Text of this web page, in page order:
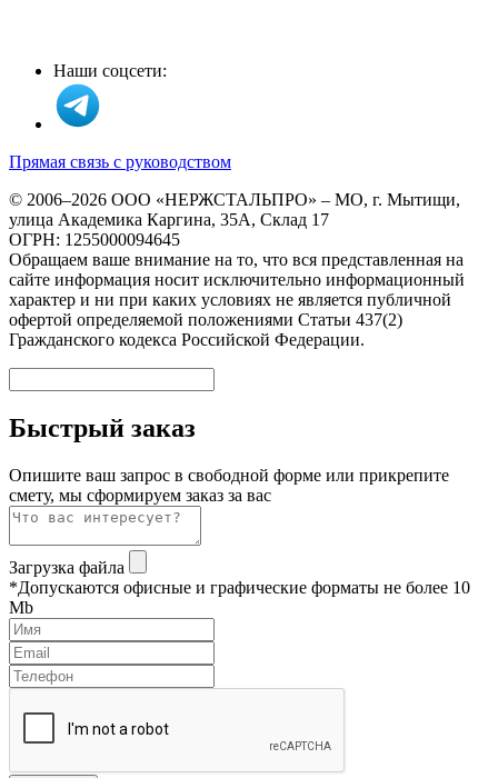
Наши соцсети:
Прямая связь с руководством
© 2006–2026 ООО «НЕРЖСТАЛЬПРО» – МО, г. Мытищи,
улица Академика Каргина, 35А, Склад 17
ОГРН: 1255000094645
Обращаем ваше внимание на то, что вся представленная на
сайте информация носит исключительно информационный
характер и ни при каких условиях не является публичной
офертой определяемой положениями Статьи 437(2)
Гражданского кодекса Российской Федерации.
Быстрый заказ
Опишите ваш запрос в свободной форме или прикрепите
смету, мы сформируем заказ за вас
Загрузка файла
*Допускаются офисные и графические форматы не более 10
Mb